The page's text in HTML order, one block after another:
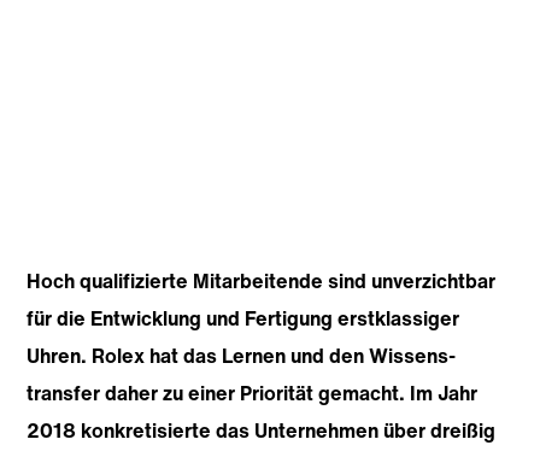
Hoch qualifizierte Mitarbeitende sind unverzichtbar
für die Entwicklung und Fertigung erstklassiger
Uhren. Rolex hat das Lernen und den Wissens­
transfer daher zu einer Priorität gemacht. Im Jahr
2018 konkretisierte das Unternehmen über dreißig